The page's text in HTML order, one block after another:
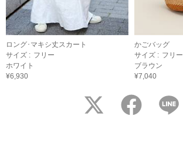
ロング･マキシ丈スカート
サイズ : フリー
ホワイト
¥6,930
かごバッグ
サイズ : フリー
ブラウン
¥7,040
twitter facebook